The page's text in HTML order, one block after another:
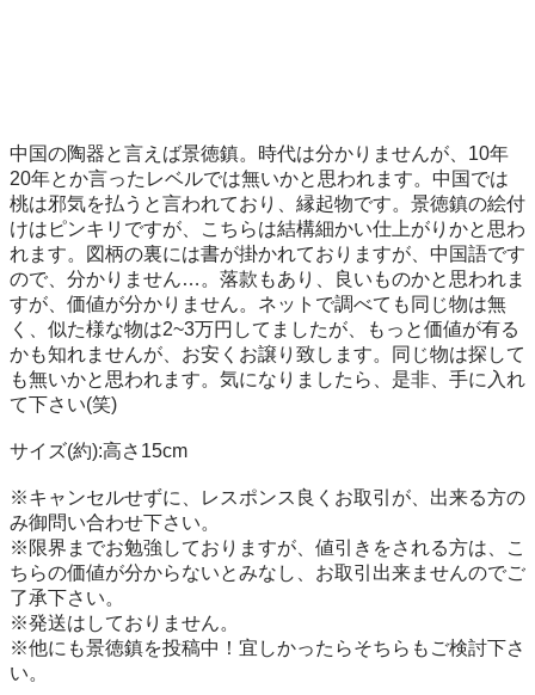
中国の陶器と言えば景徳鎮。時代は分かりませんが、10年
20年とか言ったレベルでは無いかと思われます。中国では
桃は邪気を払うと言われており、縁起物です。景徳鎮の絵付
けはピンキリですが、こちらは結構細かい仕上がりかと思わ
れます。図柄の裏には書が掛かれておりますが、中国語です
ので、分かりません…。落款もあり、良いものかと思われま
すが、価値が分かりません。ネットで調べても同じ物は無
く、似た様な物は2~3万円してましたが、もっと価値が有る
かも知れませんが、お安くお譲り致します。同じ物は探して
も無いかと思われます。気になりましたら、是非、手に入れ
て下さい(笑)
サイズ(約):高さ15cm
※キャンセルせずに、レスポンス良くお取引が、出来る方の
み御問い合わせ下さい。
※限界までお勉強しておりますが、値引きをされる方は、こ
ちらの価値が分からないとみなし、お取引出来ませんのでご
了承下さい。
※発送はしておりません。
※他にも景徳鎮を投稿中！宜しかったらそちらもご検討下さ
い。